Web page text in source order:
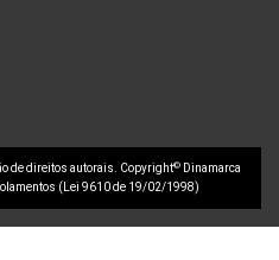
de direitos autorais. Copyright© Dinamarca
(Lei 9610 de 19/02/1998)